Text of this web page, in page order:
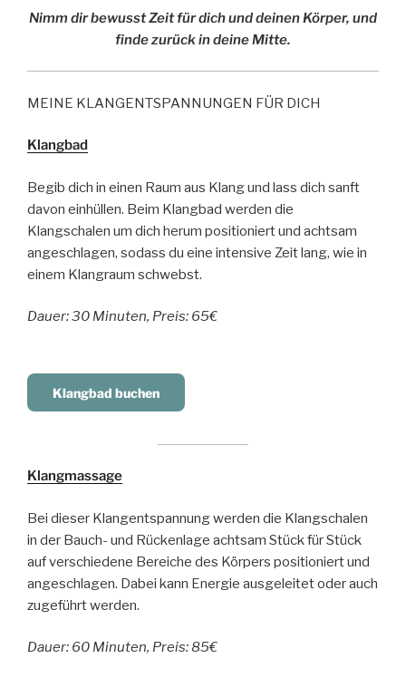
Nimm dir bewusst Zeit für dich und deinen Körper, und
finde zurück in deine Mitte.
MEINE KLANGENTSPANNUNGEN FÜR DICH
Klangbad
Begib dich in einen Raum aus Klang und lass dich sanft
davon einhüllen. Beim Klangbad werden die
Klangschalen um dich herum positioniert und achtsam
angeschlagen, sodass du eine intensive Zeit lang, wie in
einem Klangraum schwebst.
Dauer: 30 Minuten, Preis: 65€
Klangbad buchen
Klangmassage
Bei dieser Klangentspannung werden die Klangschalen
in der Bauch- und Rückenlage achtsam Stück für Stück
auf verschiedene Bereiche des Körpers positioniert und
angeschlagen. Dabei kann Energie ausgeleitet oder auch
zugeführt werden.
Dauer: 60 Minuten, Preis: 85€